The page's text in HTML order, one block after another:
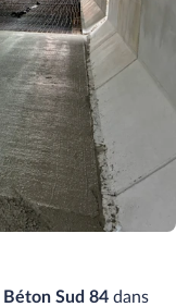
Béton Sud 84 dans